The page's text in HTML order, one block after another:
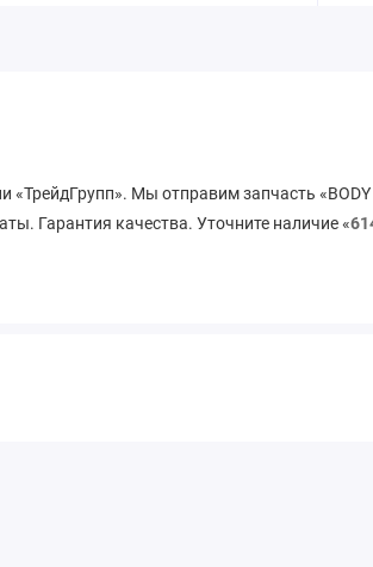
«ТрейдГрупп». Мы отправим запчасть
Гарантия качества. Уточните наличие «